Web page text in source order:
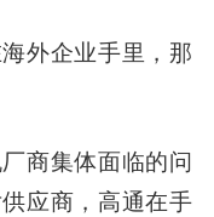
外企业手里，那
商集体面临的问
应商，高通在手